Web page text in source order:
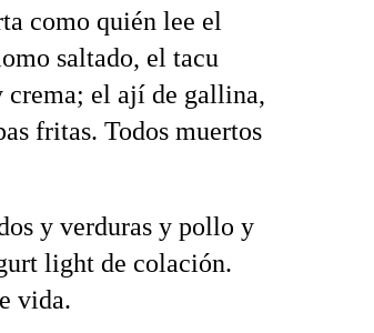
como quién lee el
saltado, el tacu
crema; el ají de gallina,
fritas. Todos muertos
y verduras y pollo y
light de colación.
vida.